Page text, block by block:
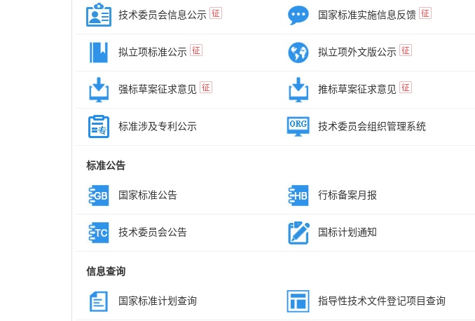
技术委员会信息公示 征 国家标准实施信息反馈 征
拟立项标准公示 征 拟立项外文版公示 征
强标草案征求意见 征 推标草案征求意见 征
标准涉及专利公示 技术委员会组织管理系统
标准公告
国家标准公告 行标备案月报
技术委员会公告 国标计划通知
信息查询
国家标准计划查询 指导性技术文件登记项目查询